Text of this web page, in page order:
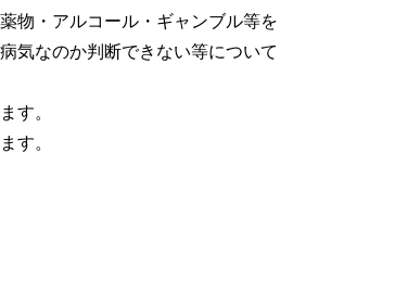
物・アルコール・ギャンブル等を
気なのか判断できない等について
す。
す。